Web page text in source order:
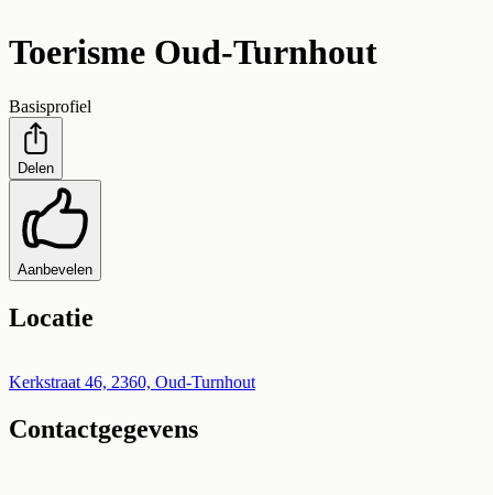
Toerisme Oud-Turnhout
Basisprofiel
Delen
Aanbevelen
Locatie
+
−
Kerkstraat 46, 2360, Oud-Turnhout
Contactgegevens